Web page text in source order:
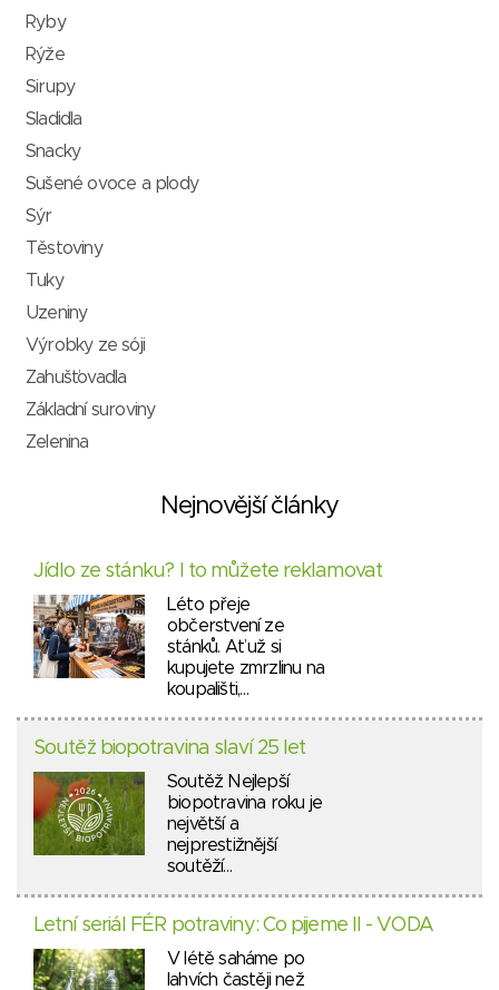
Ryby
Rýže
Sirupy
Sladidla
Snacky
Sušené ovoce a plody
Sýr
Těstoviny
Tuky
Uzeniny
Výrobky ze sóji
Zahušťovadla
Základní suroviny
Zelenina
Nejnovější články
Jídlo ze stánku? I to můžete reklamovat
Léto přeje
občerstvení ze
stánků. Ať už si
kupujete zmrzlinu na
koupališti,…
Soutěž biopotravina slaví 25 let
Soutěž Nejlepší
biopotravina roku je
největší a
nejprestižnější
soutěží…
Letní seriál FÉR potraviny: Co pijeme II - VODA
V létě saháme po
lahvích častěji než